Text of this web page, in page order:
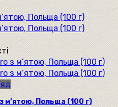
м’ятою, Польща (100 г)